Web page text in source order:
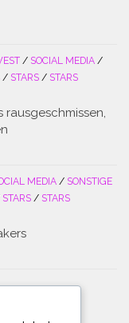
/ SOCIAL MEDIA /
/ STARS / STARS
rausgeschmissen,
MEDIA / SONSTIGE
STARS / STARS